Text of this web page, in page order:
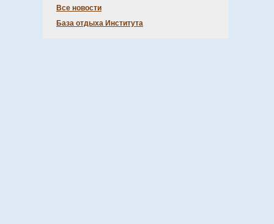
Все новости
База отдыха Института